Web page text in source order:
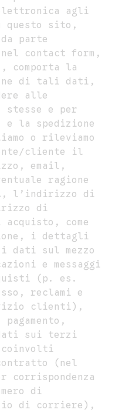
agli
sito,
parte
contact form,
comporta la
di tali dati,
alle
e per
e la spedizione
o rileviamo
cliente il
email,
ragione
l’indirizzo di
di
come
i dettagli
dati sul mezzo
e messaggi
(p. es.
reclami e
clienti),
sui terzi
(nel
corrispondenza
di
di corriere),